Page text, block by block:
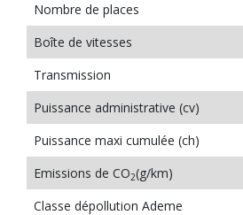
Nombre de places
Boîte de vitesses
Transmission
Puissance administrative (cv)
Puissance maxi cumulée (ch)
Emissions de CO2(g/km)
Classe dépollution Ademe